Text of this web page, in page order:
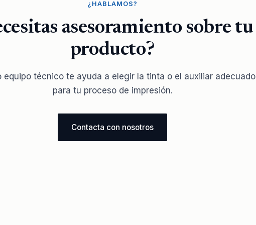
¿HABLAMOS?
asesoramiento sobre tu
producto?
equipo técnico te ayuda a elegir la tinta o el auxiliar adecuado
para tu proceso de impresión.
Contacta con nosotros